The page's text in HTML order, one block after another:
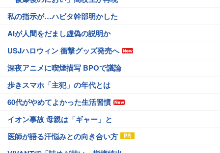
私の指示が…ハビタ幹部明かした
AIが人間をだまし虚偽の説明か
USJハロウィン 衝撃グッズ発売へ
深夜アニメに喫煙描写 BPOで議論
歩きスマホ「主犯」の年代とは
60代がやめてよかった生活習慣
イオン事故 母親は「ギャー」と
医師が語る汗悩みとの向き合い方